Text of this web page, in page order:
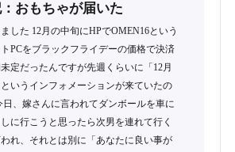
おもちゃが届いた
した 12月の中旬にHPでOMEN16という
PCをブラックフライデーの価格で決済
定だったんですが先週くらいに「12月
いうインフォメーションが来ていたの
日、嫁さんに言われてダンボールを車に
に行こうと思ったら次男を連れて行く
れ、それとは別に「あなたに良い事が